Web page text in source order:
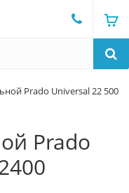
Prado Universal 22 500
Prado